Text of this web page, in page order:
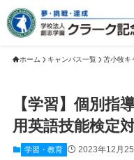
ホーム キャンパス一覧 苫小牧キ
【学習】個別指
用英語技能検定
学習・教育 2023年12月25